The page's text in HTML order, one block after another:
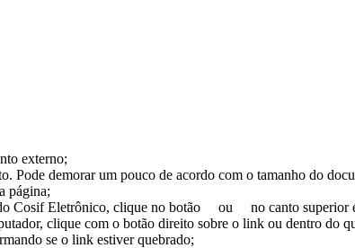
externo;
Pode demorar um pouco de acordo com o tamanho do
página;
Cosif Eletrônico, clique no botão
ou
no canto superior
clique com o botão direito sobre o link ou dentro
se o link estiver quebrado;